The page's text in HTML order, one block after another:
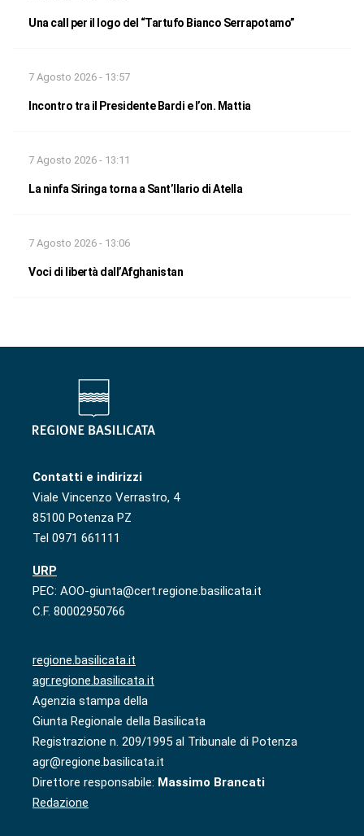
Una call per il logo del “Tartufo Bianco Serrapotamo”
7 Agosto 2026 - 13:57
Incontro tra il Presidente Bardi e l’on. Mattia
7 Agosto 2026 - 13:11
La ninfa Siringa torna a Sant’Ilario di Atella
7 Agosto 2026 - 13:06
Voci di libertà dall’Afghanistan
Contatti e indirizzi
Viale Vincenzo Verrastro, 4
85100 Potenza PZ
Tel 0971 661111
URP
PEC: AOO-giunta@cert.regione.basilicata.it
C.F. 80002950766
regione.basilicata.it
agr.regione.basilicata.it
Agenzia stampa della
Giunta Regionale della Basilicata
Registrazione n. 209/1995 al Tribunale di Potenza
agr@regione.basilicata.it
Direttore responsabile: Massimo Brancati
Redazione